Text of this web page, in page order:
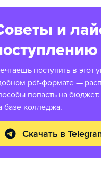
и
поступить в этот
pdf-формате —
попасть на
базе колледжа.
Скачать в